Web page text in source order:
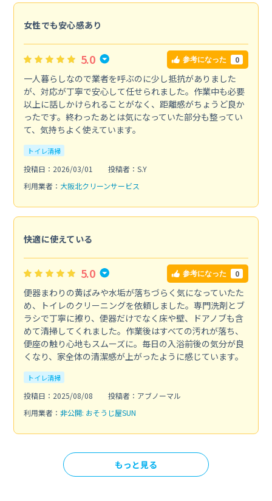
女性でも安心感あり
5.0 参考になった 0
一人暮らしなので業者を呼ぶのに少し抵抗がありました
が、対応が丁寧で安心して任せられました。作業中も必要
以上に話しかけられることがなく、距離感がちょうど良か
ったです。終わったあとは気になっていた部分も整ってい
て、気持ちよく使えています。
トイレ清掃
投稿日：2026/03/01
投稿者：S.Y
利用業者： 大阪北クリーンサービス
快適に使えている
5.0 参考になった 0
便器まわりの黄ばみや水垢が落ちづらく気になっていたた
め、トイレのクリーニングを依頼しました。専門洗剤とブ
ラシで丁寧に擦り、便器だけでなく床や壁、ドアノブも含
めて清掃してくれました。作業後はすべての汚れが落ち、
便座の触り心地もスムーズに。毎日の入浴前後の気分が良
くなり、家全体の清潔感が上がったように感じています。
トイレ清掃
投稿日：2025/08/08
投稿者：アブノーマル
利用業者： 非公開: おそうじ屋SUN
もっと見る